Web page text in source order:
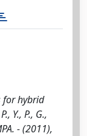
for hybrid
Y., P., G.,
- (2011),